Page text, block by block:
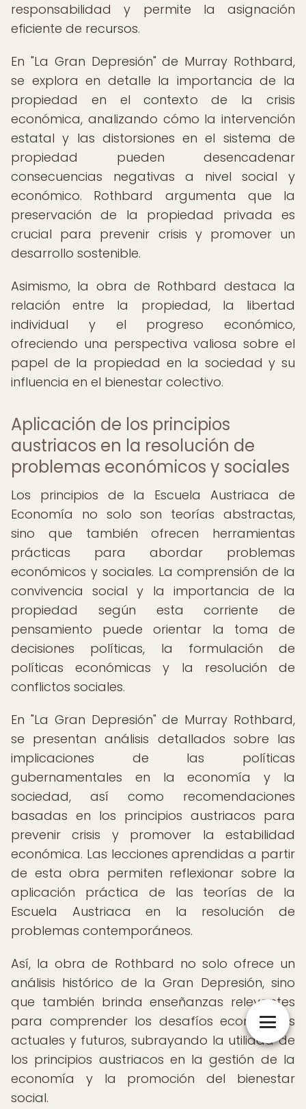
responsabilidad y permite la asignación
eficiente de recursos.
En "La Gran Depresión" de Murray Rothbard,
se explora en detalle la importancia de la
propiedad en el contexto de la crisis
económica, analizando cómo la intervención
estatal y las distorsiones en el sistema de
propiedad pueden desencadenar
consecuencias negativas a nivel social y
económico. Rothbard argumenta que la
preservación de la propiedad privada es
crucial para prevenir crisis y promover un
desarrollo sostenible.
Asimismo, la obra de Rothbard destaca la
relación entre la propiedad, la libertad
individual y el progreso económico,
ofreciendo una perspectiva valiosa sobre el
papel de la propiedad en la sociedad y su
influencia en el bienestar colectivo.
Aplicación de los principios
austriacos en la resolución de
problemas económicos y sociales
Los principios de la Escuela Austriaca de
Economía no solo son teorías abstractas,
sino que también ofrecen herramientas
prácticas para abordar problemas
económicos y sociales. La comprensión de la
convivencia social y la importancia de la
propiedad según esta corriente de
pensamiento puede orientar la toma de
decisiones políticas, la formulación de
políticas económicas y la resolución de
conflictos sociales.
En "La Gran Depresión" de Murray Rothbard,
se presentan análisis detallados sobre las
implicaciones de las políticas
gubernamentales en la economía y la
sociedad, así como recomendaciones
basadas en los principios austriacos para
prevenir crisis y promover la estabilidad
económica. Las lecciones aprendidas a partir
de esta obra permiten reflexionar sobre la
aplicación práctica de las teorías de la
Escuela Austriaca en la resolución de
problemas contemporáneos.
Así, la obra de Rothbard no solo ofrece un
análisis histórico de la Gran Depresión, sino
que también brinda enseñanzas relevantes
para comprender los desafíos económicos
actuales y futuros, subrayando la utilidad de
los principios austriacos en la gestión de la
economía y la promoción del bienestar
social.